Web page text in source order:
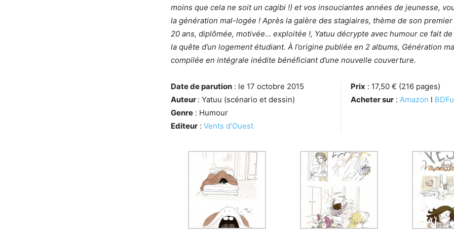
moins que cela ne soit un cagibi !) et vos insouciantes années de jeunesse,
la génération mal-logée ! Après la galère des stagiaires, thème de son
20 ans, diplômée, motivée… exploitée !, Yatuu décrypte avec humour ce fait de
la quête d’un logement étudiant. À l’origine publiée en 2 albums, Génération
compilée en intégrale inédite bénéficiant d’une nouvelle couverture.
Date de parution : le 17 octobre 2015
Auteur : Yatuu (scénario et dessin)
Genre : Humour
Editeur : Vents d’Ouest
Prix : 17,50 € (216 pages)
Acheter sur : Amazon l